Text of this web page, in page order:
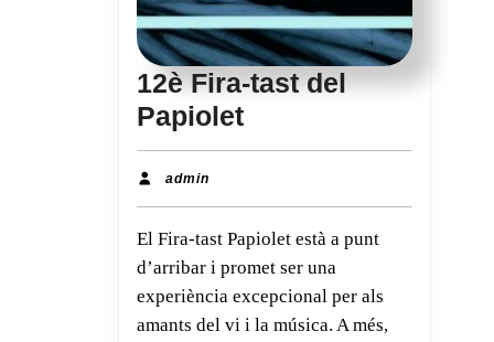
12è Fira-tast del
Papiolet12è
Fira-
del
Papiolet
admin
El Fira-tast Papiolet està a punt
d’arribar i promet ser una
experiència excepcional per als
amants del vi i la música. A més,